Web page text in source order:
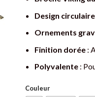
Design circulaire
Ornements
Finition dorée:
Polyvalente:
Couleur